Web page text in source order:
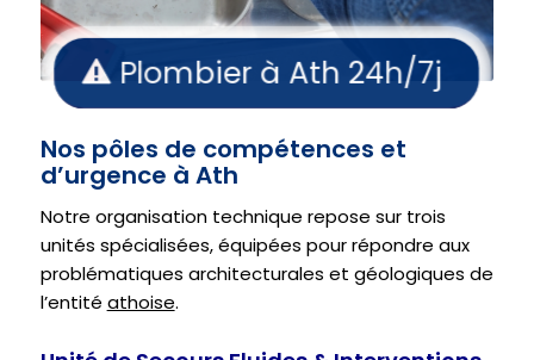
Nos pôles de compétences et
d’urgence à Ath
Notre organisation technique repose sur trois
unités spécialisées, équipées pour répondre aux
problématiques architecturales et géologiques de
l’entité athoise.
Plombier à Ath 24h/7j